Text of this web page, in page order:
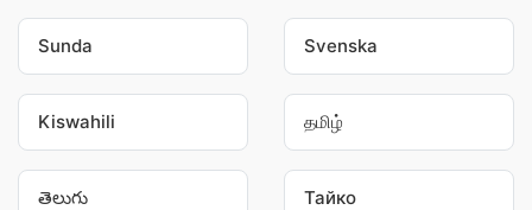
Sunda Svenska
Kiswahili தமிழ்
తెలుగు Тайко